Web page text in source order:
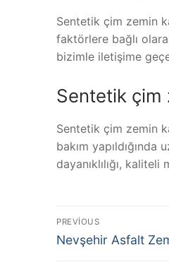
Sentetik çim zemin
faktörlere bağlı
bizimle iletişime
Sentetik çim
Sentetik çim zemin
bakım
dayanıklılığı,
Yazı
gezinmesi
PREVIOUS
Previous
Nevşehir Asfalt